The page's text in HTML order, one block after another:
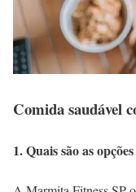
Comida saudável
1. Quais são as